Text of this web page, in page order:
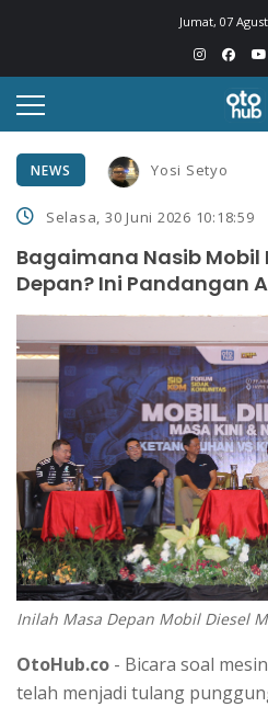
Jumat, 07
NEWS Yosi Setyo
Selasa, 30 Juni 2026 10:18:59
Bagaimana Nasib Mobil
Depan? Ini Pandangan
Inilah Masa Depan Mobil Diesel
OtoHub.co - Bicara soal
telah menjadi tulang